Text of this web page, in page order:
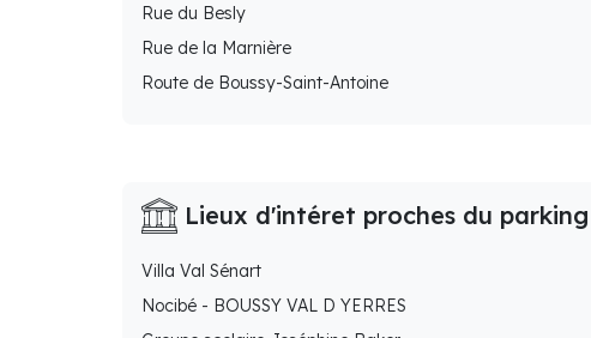
Rue du Besly
Rue de la Marnière
Route de Boussy-Saint-Antoine
Lieux d'intéret proches du parking
Villa Val Sénart
Nocibé - BOUSSY VAL D YERRES